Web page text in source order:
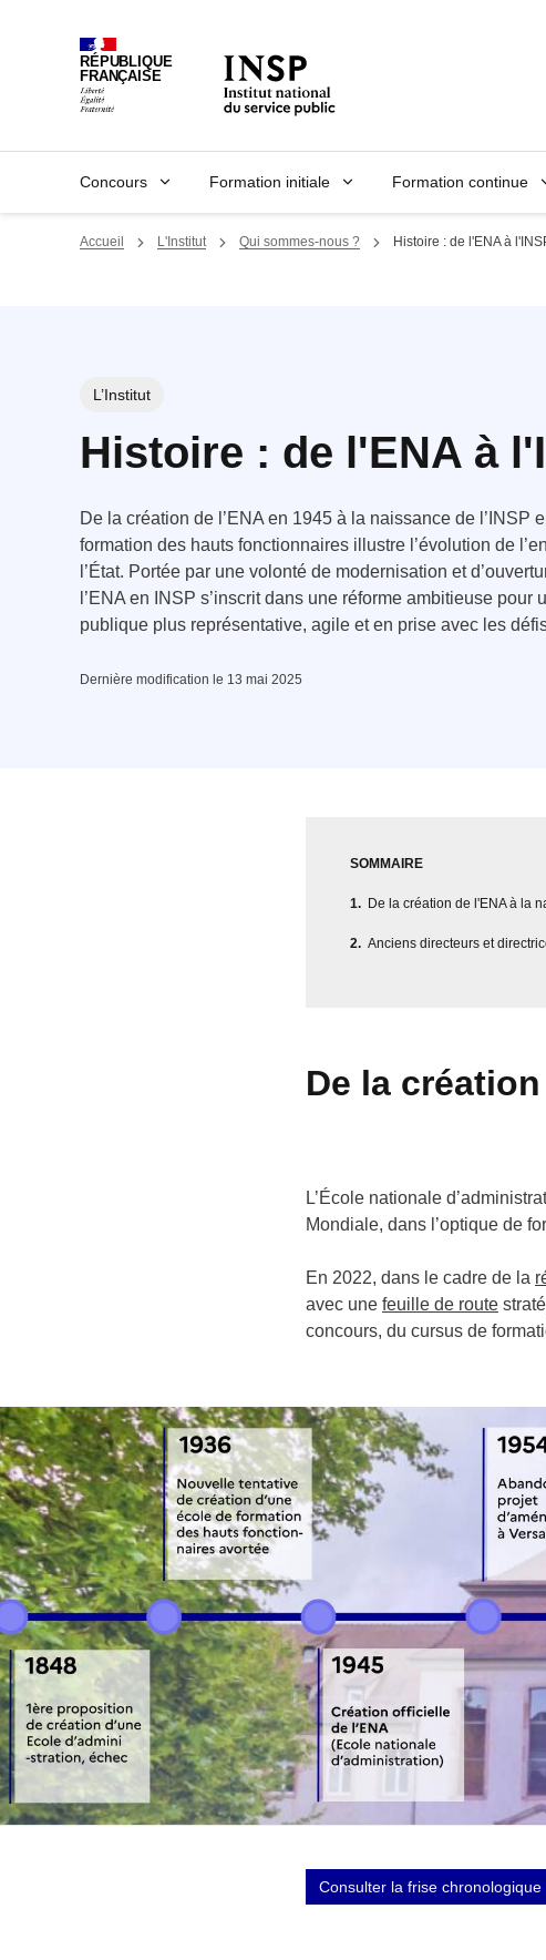
RÉPUBLIQUE
FRANÇAISE
Concours Formation initiale Formation continue
Accueil L'Institut Qui sommes-nous ? Histoire : de l'ENA à
L’Institut
Histoire : de l'ENA à
De la création de l’ENA en 1945 à la naissance de l’INSP
formation des hauts fonctionnaires illustre l’évolution de
l’État. Portée par une volonté de modernisation et
l’ENA en INSP s’inscrit dans une réforme ambitieuse pour
publique plus représentative, agile et en prise avec les
Dernière modification le 13 mai 2025
SOMMAIRE
De la création de l'ENA à la
Anciens directeurs et
De la
L’École nationale
Mondiale, dans l’optique de
En 2022, dans le cadre de la
avec une feuille de route
concours, du cursus de
Consulter la frise chronologique